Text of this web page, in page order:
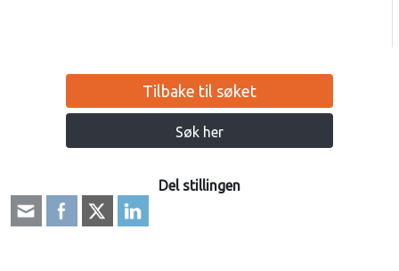
Tilbake til søket
Søk her
Del stillingen